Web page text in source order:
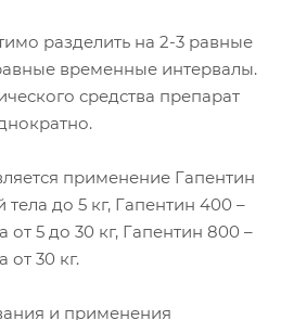
разделить на 2-3 равные
временные интервалы.
средства препарат
применение Гапентин
до 5 кг, Гапентин 400 –
5 до 30 кг, Гапентин 800 –
от 30 кг.
и применения